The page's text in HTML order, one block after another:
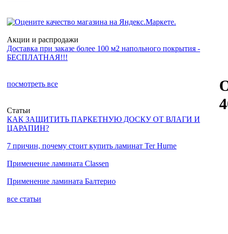
Акции и распродажи
Доставка при заказе более 100 м2 напольного покрытия -
БЕСПЛАТНАЯ!!!
посмотреть все
Статьи
КАК ЗАЩИТИТЬ ПАРКЕТНУЮ ДОСКУ ОТ ВЛАГИ И
ЦАРАПИН?
7 причин, почему стоит купить ламинат Ter Hurne
Применение ламината Classen
Применение ламината Балтерио
все статьи